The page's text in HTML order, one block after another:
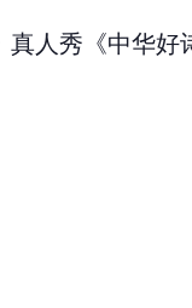
真人秀《中华好